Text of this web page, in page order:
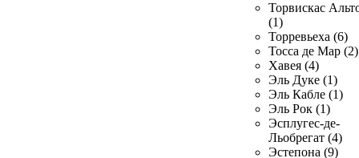
Торвискас
(1)
Торревьеха (6)
Тосса де Мар (2)
Хавея (4)
Эль Дуке (1)
Эль Кабле (1)
Эль Рок (1)
Эсплугес-де-
Льобрегат (4)
Эстепона (9)